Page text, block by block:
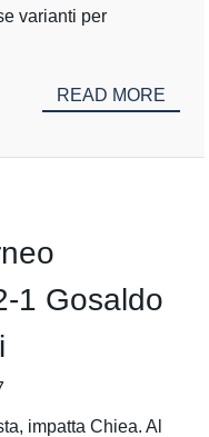
varianti per
READ MORE
1 Gosaldo
impatta Chiea. Al